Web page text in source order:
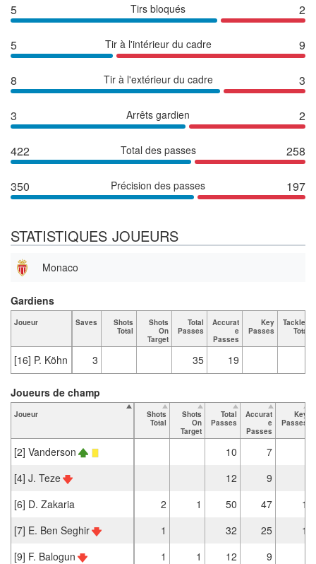
5 Tirs bloqués 2
5 Tir à l'intérieur du cadre 9
8 Tir à l'extérieur du cadre 3
3 Arrêts gardien 2
422 Total des passes 258
350 Précision des passes 197
STATISTIQUES JOUEURS
Monaco
Joueur Saves
Shots
Total
Shots
On
Target
Total
Passes
Accurat
e
Passes
Key
Passes
Tackles
Total
[16] P. Köhn 3 35 19
Gardiens
Joueur
Shots
Total
Shots
On
Target
Total
Passes
Accurat
e
Passes
Key
Passes
[2] Vanderson 10
7
[4] J. Teze
12
9
[6] D. Zakaria
2 1 50 47
1
[7] E. Ben Seghir
1 32 25
1
[9] F. Balogun
1 1 12
9
Joueurs de champ